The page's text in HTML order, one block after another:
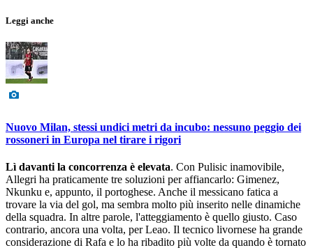
Leggi anche
Nuovo Milan, stessi undici metri da incubo: nessuno peggio dei
rossoneri in Europa nel tirare i rigori
Lì davanti la concorrenza è elevata. Con Pulisic inamovibile,
Allegri ha praticamente tre soluzioni per affiancarlo: Gimenez,
Nkunku e, appunto, il portoghese. Anche il messicano fatica a
trovare la via del gol, ma sembra molto più inserito nelle dinamiche
della squadra. In altre parole, l'atteggiamento è quello giusto. Caso
contrario, ancora una volta, per Leao. Il tecnico livornese ha grande
considerazione di Rafa e lo ha ribadito più volte da quando è tornato